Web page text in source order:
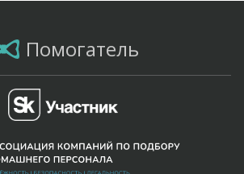
Помогатель